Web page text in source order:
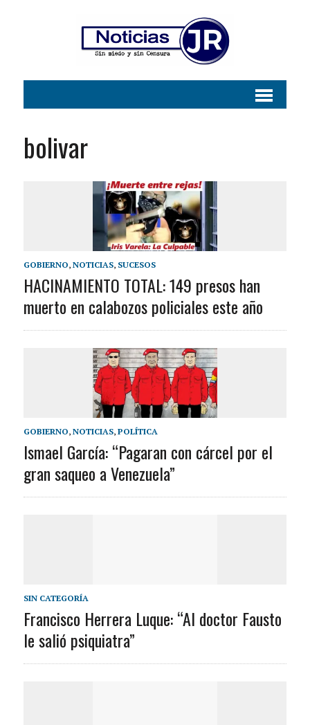
bolivar
GOBIERNO, NOTICIAS, SUCESOS
HACINAMIENTO TOTAL: 149 presos han
muerto en calabozos policiales este año
GOBIERNO, NOTICIAS, POLÍTICA
Ismael García: “Pagaran con cárcel por el
gran saqueo a Venezuela”
SIN CATEGORÍA
Francisco Herrera Luque: “Al doctor Fausto
le salió psiquiatra”